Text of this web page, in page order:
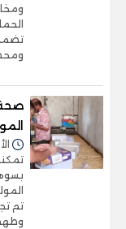
تم